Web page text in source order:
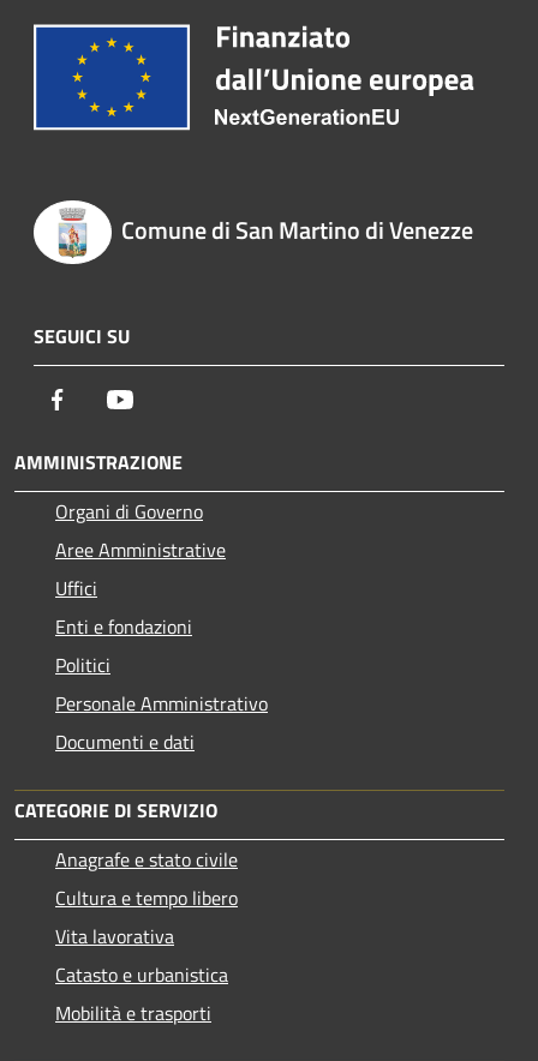
Comune di San Martino di Venezze
SEGUICI SU
Facebook
AMMINISTRAZIONE
Organi di Governo
Aree Amministrative
Uffici
Enti e fondazioni
Politici
Personale Amministrativo
Documenti e dati
CATEGORIE DI SERVIZIO
Anagrafe e stato civile
Cultura e tempo libero
Vita lavorativa
Catasto e urbanistica
Mobilità e trasporti